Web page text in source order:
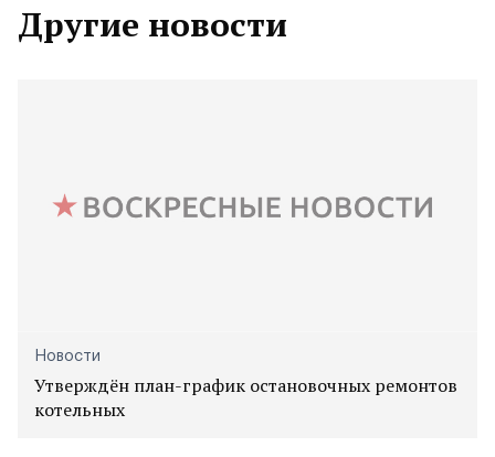
Другие новости
Новости
Утверждён план-график остановочных ремонтов
котельных